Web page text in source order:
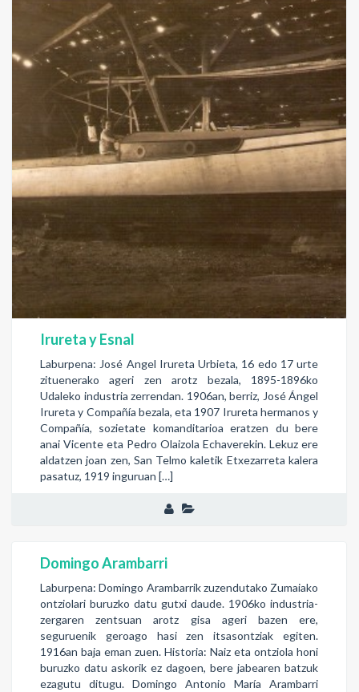
Irureta y Esnal
Laburpena: José Angel Irureta Urbieta, 16 edo 17 urte
zituenerako ageri zen arotz bezala, 1895-1896ko
Udaleko industria zerrendan. 1906an, berriz, José Ángel
Irureta y Compañía bezala, eta 1907 Irureta hermanos y
Compañía, sozietate komanditarioa eratzen du bere
anai Vicente eta Pedro Olaizola Echaverekin. Lekuz ere
aldatzen joan zen, San Telmo kaletik Etxezarreta kalera
pasatuz, 1919 inguruan […]
Domingo Arambarri
Laburpena: Domingo Arambarrik zuzendutako Zumaiako
ontziolari buruzko datu gutxi daude. 1906ko industria-
zergaren zentsuan arotz gisa ageri bazen ere,
seguruenik geroago hasi zen itsasontziak egiten.
1916an baja eman zuen. Historia: Naiz eta ontziola honi
buruzko datu askorik ez dagoen, bere jabearen batzuk
ezagutu ditugu. Domingo Antonio María Arambarri